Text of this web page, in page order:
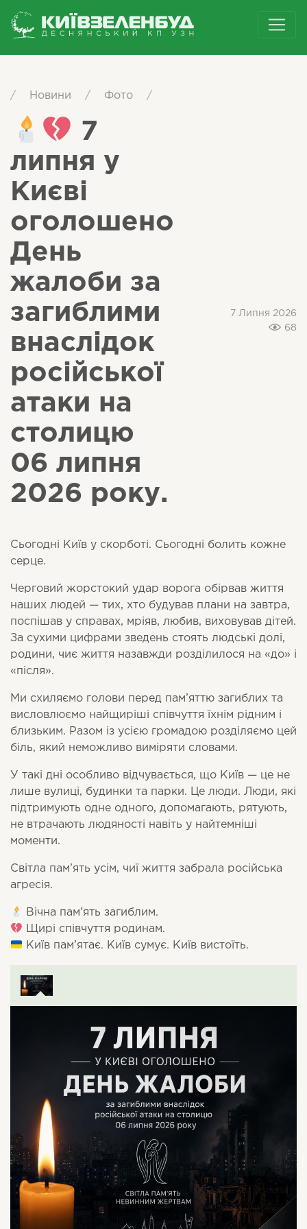
/ Новини / Фото /
7
липня у
Києві
оголошено
День
жалоби за
загиблими
внаслідок
російської
атаки на
столицю
06 липня
2026 року.
7 Липня 2026
68
Сьогодні Київ у скорботі. Сьогодні болить кожне
серце.
Черговий жорстокий удар ворога обірвав життя
наших людей — тих, хто будував плани на завтра,
поспішав у справах, мріяв, любив, виховував дітей.
За сухими цифрами зведень стоять людські долі,
родини, чиє життя назавжди розділилося на «до» і
«після».
Ми схиляємо голови перед пам’яттю загиблих та
висловлюємо найщиріші співчуття їхнім рідним і
близьким. Разом із усією громадою розділяємо цей
біль, який неможливо виміряти словами.
У такі дні особливо відчувається, що Київ — це не
лише вулиці, будинки та парки. Це люди. Люди, які
підтримують одне одного, допомагають, рятують,
не втрачають людяності навіть у найтемніші
моменти.
Світла пам’ять усім, чиї життя забрала російська
агресія.
Вічна пам’ять загиблим.
Щирі співчуття родинам.
Київ пам’ятає. Київ сумує. Київ вистоїть.